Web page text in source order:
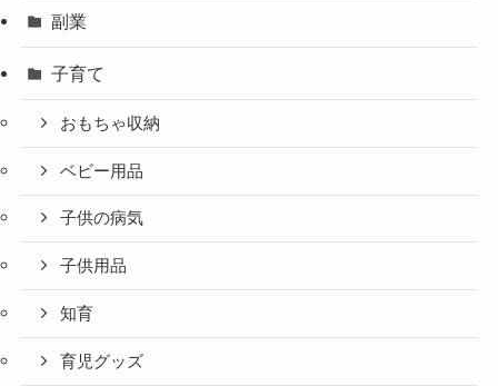
副業
子育て
おもちゃ収納
ベビー用品
子供の病気
子供用品
知育
育児グッズ